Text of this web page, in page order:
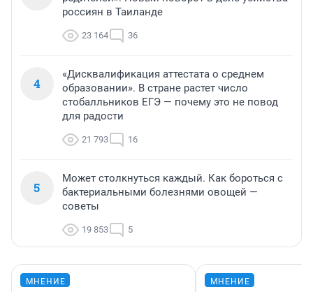
россиян в Таиланде
23 164 36
4
«Дисквалификация аттестата о среднем
образовании». В стране растет число
стобалльников ЕГЭ — почему это не повод
для радости
21 793 16
5
Может столкнуться каждый. Как бороться с
бактериальными болезнями овощей —
советы
19 853 5
МНЕНИЕ МНЕНИЕ